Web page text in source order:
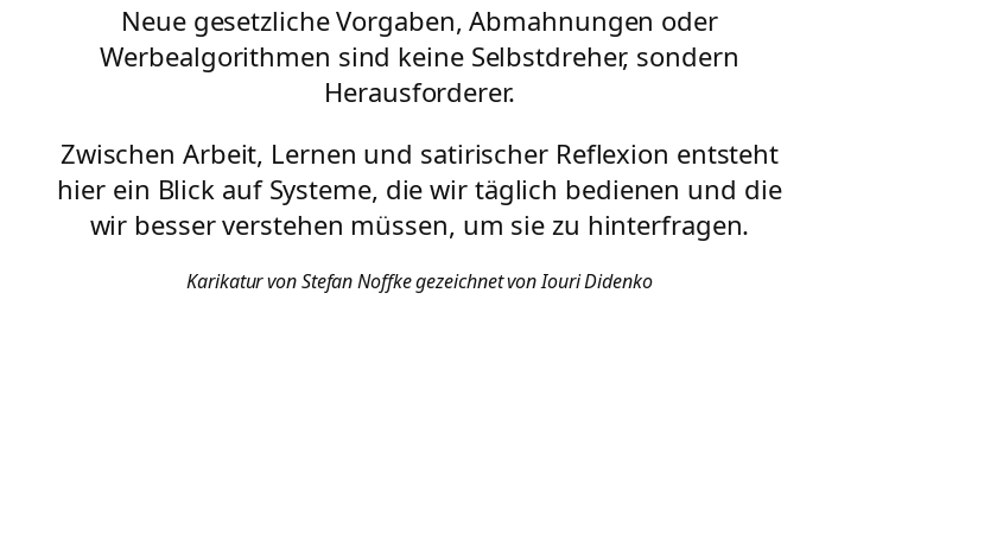
Neue gesetzliche Vorgaben, Abmahnungen oder
Werbealgorithmen sind keine Selbstdreher, sondern
Herausforderer.
Zwischen Arbeit, Lernen und satirischer Reflexion entsteht
hier ein Blick auf Systeme, die wir täglich bedienen und die
wir besser verstehen müssen, um sie zu hinterfragen.
Karikatur von Stefan Noffke gezeichnet von Iouri Didenko